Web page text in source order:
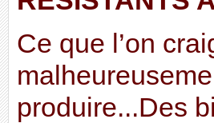
Ce que l’on
produire...Des